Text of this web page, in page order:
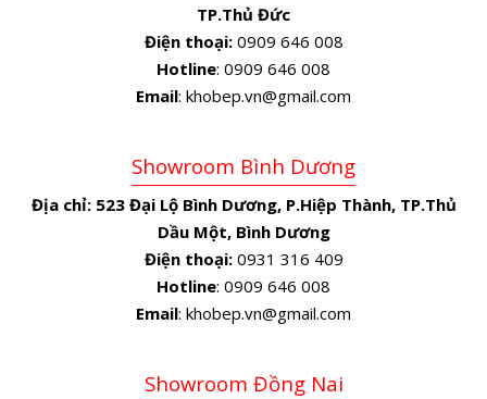
TP.Thủ Đức
Điện thoại:0909 646 008
Hotline: 0909 646 008
Email: khobep.vn@gmail.com
Showroom Bình Dương
Địa chỉ: 523 Đại Lộ Bình Dương, P.Hiệp Thành, TP.Thủ
Dầu Một, Bình Dương
Điện thoại:0931 316 409
Hotline: 0909 646 008
Email: khobep.vn@gmail.com
Showroom Đồng Nai